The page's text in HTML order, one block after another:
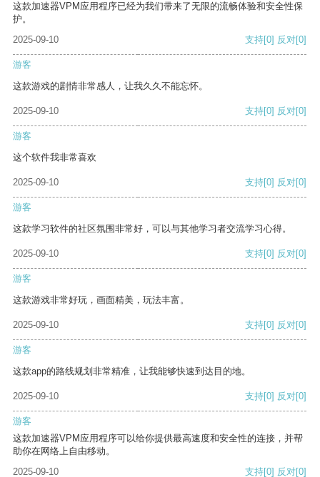
这款加速器VPM应用程序已经为我们带来了无限的流畅体验和安全性保
护。
2025-09-10
支持[0] 反对[0]
游客
这款游戏的剧情非常感人，让我久久不能忘怀。
2025-09-10 支持[0] 反对[0]
游客
这个软件我非常喜欢
2025-09-10 支持[0] 反对[0]
游客
这款学习软件的社区氛围非常好，可以与其他学习者交流学习心得。
2025-09-10 支持[0] 反对[0]
游客
这款游戏非常好玩，画面精美，玩法丰富。
2025-09-10 支持[0] 反对[0]
游客
这款app的路线规划非常精准，让我能够快速到达目的地。
2025-09-10 支持[0] 反对[0]
游客
这款加速器VPM应用程序可以给你提供最高速度和安全性的连接，并帮
助你在网络上自由移动。
2025-09-10
支持[0] 反对[0]